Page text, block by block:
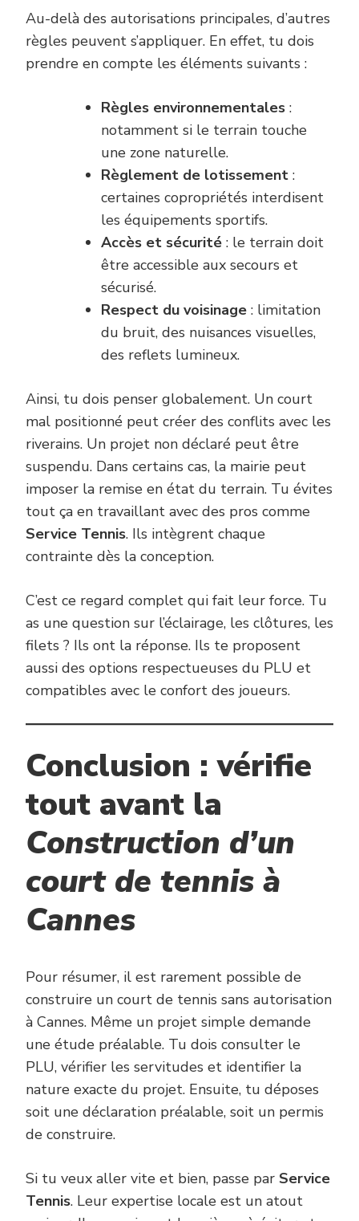
Au-delà des autorisations principales, d’autres
règles peuvent s’appliquer. En effet, tu dois
prendre en compte les éléments suivants :
Règles environnementales :
notamment si le terrain touche
une zone naturelle.
Règlement de lotissement :
certaines copropriétés interdisent
les équipements sportifs.
Accès et sécurité : le terrain doit
être accessible aux secours et
sécurisé.
Respect du voisinage : limitation
du bruit, des nuisances visuelles,
des reflets lumineux.
Ainsi, tu dois penser globalement. Un court
mal positionné peut créer des conflits avec les
riverains. Un projet non déclaré peut être
suspendu. Dans certains cas, la mairie peut
imposer la remise en état du terrain. Tu évites
tout ça en travaillant avec des pros comme
Service Tennis. Ils intègrent chaque
contrainte dès la conception.
C’est ce regard complet qui fait leur force. Tu
as une question sur l’éclairage, les clôtures, les
filets ? Ils ont la réponse. Ils te proposent
aussi des options respectueuses du PLU et
compatibles avec le confort des joueurs.
Conclusion : vérifie
tout avant la
Construction d’un
court de tennis à
Cannes
Pour résumer, il est rarement possible de
construire un court de tennis sans autorisation
à Cannes. Même un projet simple demande
une étude préalable. Tu dois consulter le
PLU, vérifier les servitudes et identifier la
nature exacte du projet. Ensuite, tu déposes
soit une déclaration préalable, soit un permis
de construire.
Si tu veux aller vite et bien, passe par Service
Tennis. Leur expertise locale est un atout